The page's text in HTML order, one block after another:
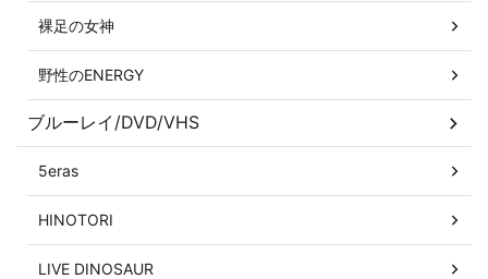
裸足の女神
野性のENERGY
ブルーレイ/DVD/VHS
5eras
HINOTORI
LIVE DINOSAUR